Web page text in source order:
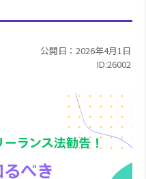
公開日：2026年4月1日
ID:26002